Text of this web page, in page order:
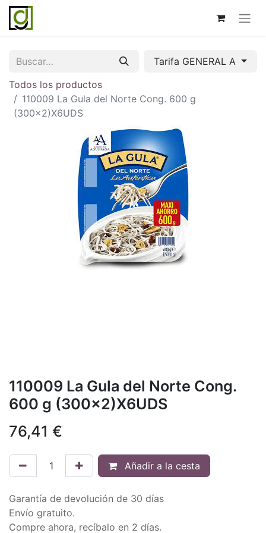
Tarifa GENERAL A
Todos los productos
110009 La Gula del Norte Cong. 600 g
(300x2)X6UDS
110009 La Gula del Norte Cong.
600 g (300x2)X6UDS
76,41 €
Añadir a la cesta
Garantía de devolución de 30 días
Envío gratuito.
Compre ahora, recíbalo en 2 días.